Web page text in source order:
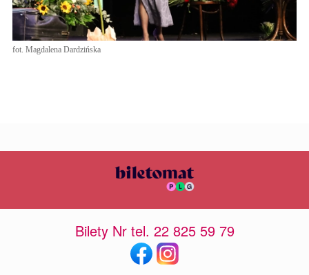
fot. Magdalena Dardzińska
Bilety Nr tel. 22 825 59 79